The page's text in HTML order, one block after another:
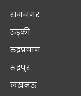
रामनगर
रुड़की
रुद्रप्रयाग
रूद्रपुर
लखनऊ